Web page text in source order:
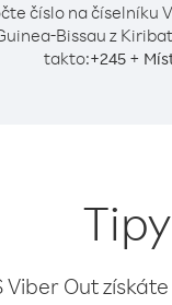
číslo na číselníku
Bissau z
takto:+245 +
Viber Out